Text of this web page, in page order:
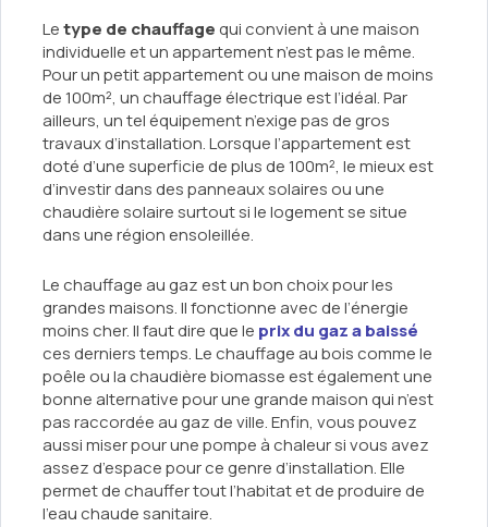
Letype de chauffage qui convient à une maison
individuelle et un appartement n’est pas le même.
Pour un petit appartement ou une maison de moins
de 100m², un chauffage électrique est l’idéal. Par
ailleurs, un tel équipement n’exige pas de gros
travaux d’installation. Lorsque l’appartement est
doté d’une superficie de plus de 100m², le mieux est
d’investir dans des panneaux solaires ou une
chaudière solaire surtout si le logement se situe
dans une région ensoleillée.
Le chauffage au gaz est un bon choix pour les
grandes maisons. Il fonctionne avec de l’énergie
moins cher. Il faut dire que le prix du gaz a baissé
ces derniers temps. Le chauffage au bois comme le
poêle ou la chaudière biomasse est également une
bonne alternative pour une grande maison qui n’est
pas raccordée au gaz de ville. Enfin, vous pouvez
aussi miser pour une pompe à chaleur si vous avez
assez d’espace pour ce genre d’installation. Elle
permet de chauffer tout l’habitat et de produire de
l’eau chaude sanitaire.